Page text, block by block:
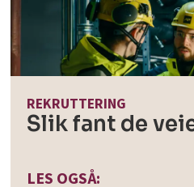
REKRUTTERING
Slik fant de
LES OGSÅ: